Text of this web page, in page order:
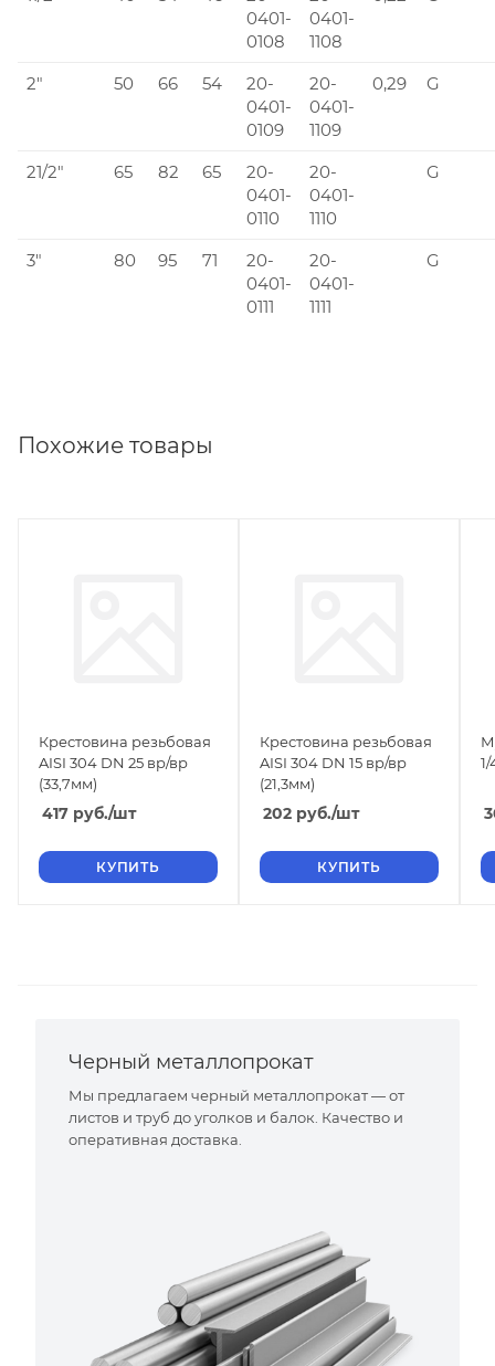
0401-
0108
0401-
1108
2" 50 66 54
20-
0401-
0109
20-
0401-
1109
0,29 G
21/2" 65 82 65
20-
0401-
0110
20-
0401-
1110
G
3" 80 95 71
20-
0401-
0111
20-
0401-
1111
G
Похожие товары
Крестовина резьбовая
AISI 304 DN 25 вр/вр
(33,7мм)
417 руб./шт
КУПИТЬ
Крестовина резьбовая
AISI 304 DN 15 вр/вр
(21,3мм)
202 руб./шт
КУПИТЬ
Черный металлопрокат
Мы предлагаем черный металлопрокат — от
листов и труб до уголков и балок. Качество и
оперативная доставка.